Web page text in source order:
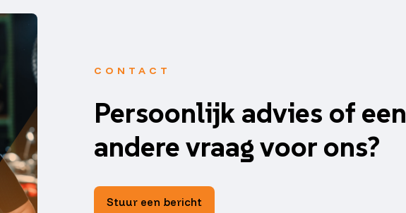
CONTACT
Persoonlijk advies of een
andere vraag voor ons?
Stuur een bericht